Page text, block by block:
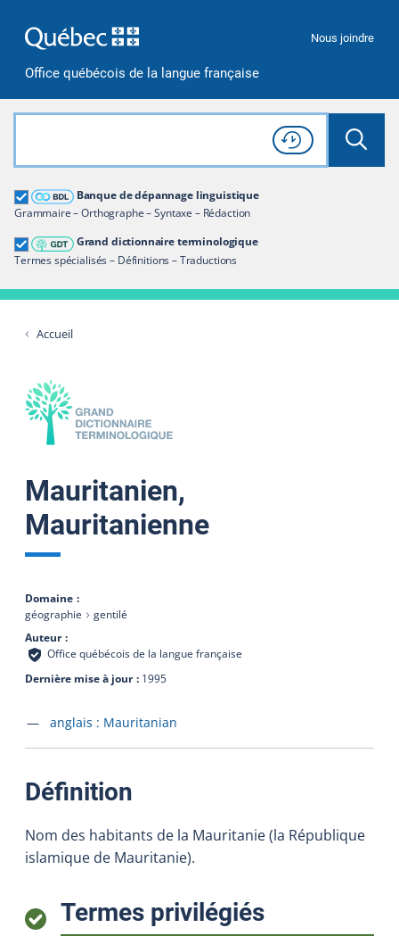
Office québécois de la langue française
Nous joindre
Rechercher dans tout le site
Lancer
Consulter l'
Historique
de recherche
Banque de dépannage linguistique
Grammaire – Orthographe – Syntaxe – Rédaction
Grand dictionnaire terminologique
Termes spécialisés – Définitions – Traductions
Grand dictionnaire terminologique
Restreindre aux termes
Accueil
Mauritanien,
Mauritanienne
Domaine
géographie
gentilé
Auteur
Office québécois de la langue française
Dernière mise à jour
1995
Accéder à la fiche en
anglais : Mauritanian
Définition
Nom des habitants de la Mauritanie (la République
islamique de Mauritanie).
Termes privilégiés: